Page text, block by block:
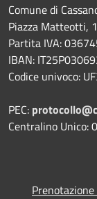
Comune di
Piazza Matteotti,
Partita IVA:
IBAN:
Codice univoco:
PEC:
Centralino Unico: